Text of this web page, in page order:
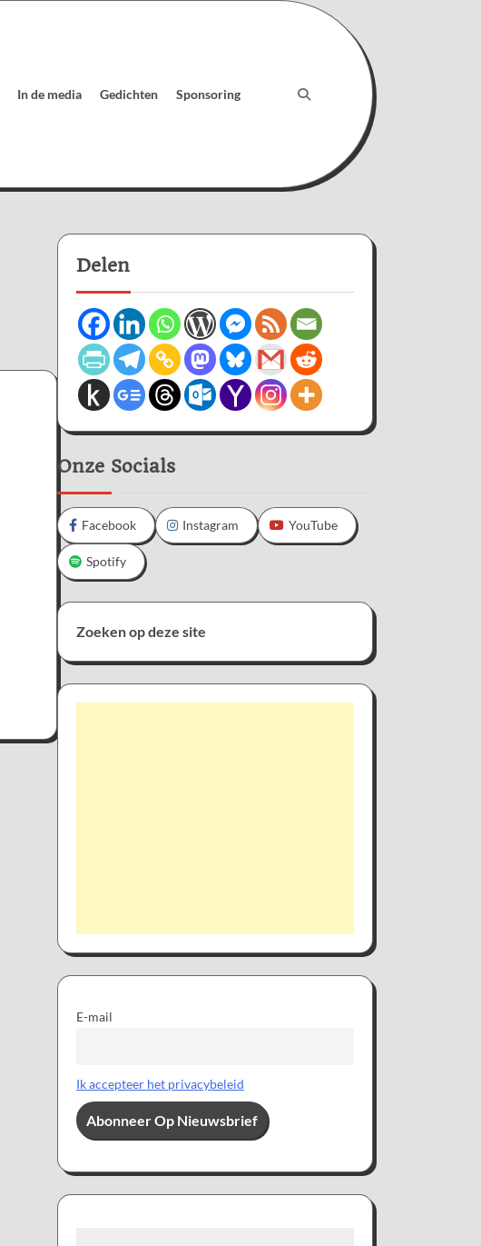
In de media Gedichten Sponsoring
Delen
Onze Socials
Facebook Instagram YouTube
Spotify
Zoeken op deze site
E-mail
Ik accepteer het privacybeleid